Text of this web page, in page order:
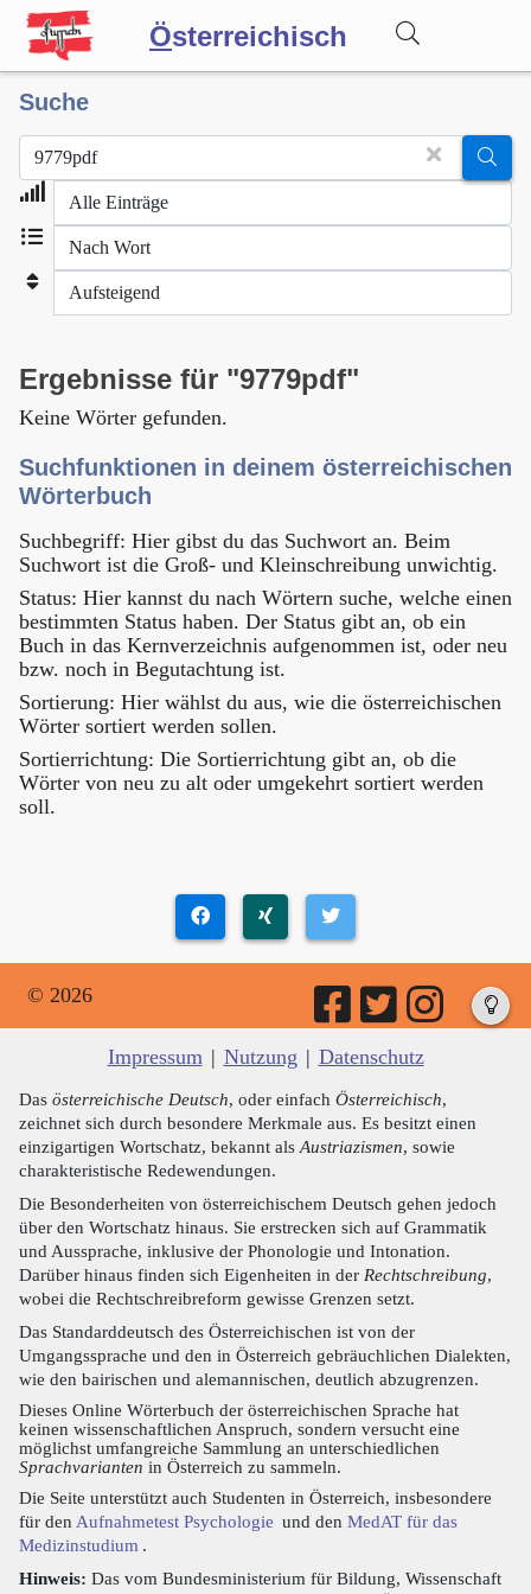
Österreichisch
Wörterbuch
Forum
Blog
Suche
Ergebnisse für "9779pdf"
Keine Wörter gefunden.
Suchfunktionen in deinem österreichischen
Wörterbuch
Suchbegriff: Hier gibst du das Suchwort an. Beim
Suchwort ist die Groß- und Kleinschreibung unwichtig.
Status: Hier kannst du nach Wörtern suche, welche einen
bestimmten Status haben. Der Status gibt an, ob ein
Buch in das Kernverzeichnis aufgenommen ist, oder neu
bzw. noch in Begutachtung ist.
Sortierung: Hier wählst du aus, wie die österreichischen
Wörter sortiert werden sollen.
Sortierrichtung: Die Sortierrichtung gibt an, ob die
Wörter von neu zu alt oder umgekehrt sortiert werden
soll.
© 2026
Impressum | Nutzung | Datenschutz
Das österreichische Deutsch, oder einfach Österreichisch,
zeichnet sich durch besondere Merkmale aus. Es besitzt einen
einzigartigen Wortschatz, bekannt als Austriazismen, sowie
charakteristische Redewendungen.
Die Besonderheiten von österreichischem Deutsch gehen jedoch
über den Wortschatz hinaus. Sie erstrecken sich auf Grammatik
und Aussprache, inklusive der Phonologie und Intonation.
Darüber hinaus finden sich Eigenheiten in der Rechtschreibung,
wobei die Rechtschreibreform gewisse Grenzen setzt.
Das Standarddeutsch des Österreichischen ist von der
Umgangssprache und den in Österreich gebräuchlichen Dialekten,
wie den bairischen und alemannischen, deutlich abzugrenzen.
Dieses Online Wörterbuch der österreichischen Sprache hat
keinen wissenschaftlichen Anspruch, sondern versucht eine
möglichst umfangreiche Sammlung an unterschiedlichen
Sprachvarianten in Österreich zu sammeln.
Die Seite unterstützt auch Studenten in Österreich, insbesondere
für den Aufnahmetest Psychologie und den MedAT für das
Medizinstudium .
Hinweis: Das vom Bundesministerium für Bildung, Wissenschaft